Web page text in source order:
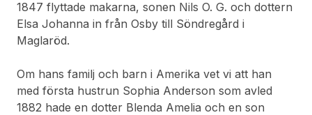
1847 flyttade makarna, sonen Nils O. G. och dottern
Elsa Johanna in från Osby till Söndregård i
Maglaröd.
Om hans familj och barn i Amerika vet vi att han
med första hustrun Sophia Anderson som avled
1882 hade en dotter Blenda Amelia och en son